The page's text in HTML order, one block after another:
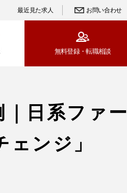
最近見た求人 お問い合わせ
無料登録・転職相談
日系ファー
ンジ」